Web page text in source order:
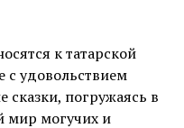
к татарской
с удовольствием
сказки, погружаясь в
мир могучих и